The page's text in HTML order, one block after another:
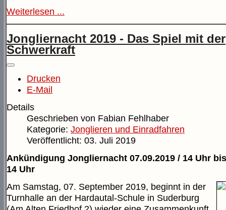
Weiterlesen ...
Jongliernacht 2019 - Das Spiel mit der
Schwerkraft
Drucken
E-Mail
Details
Geschrieben von Fabian Fehlhaber
Kategorie: Jonglieren und Einradfahren
Veröffentlicht: 03. Juli 2019
Ankündigung Jongliernacht 07.09.2019 / 14 Uhr
14 Uhr
Am Samstag, 07. September 2019, beginnt in der
Turnhalle an der Hardautal-Schule in Suderburg